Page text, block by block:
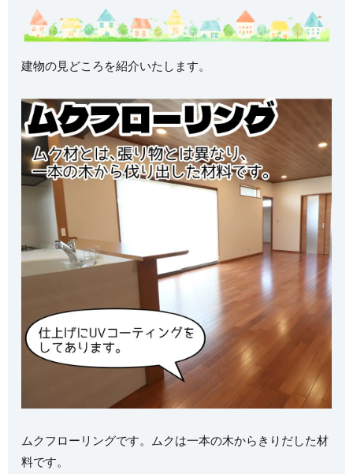
建物の見どころを紹介いたします。
ムクフローリングです。ムクは一本の木からきりだした材
料です。